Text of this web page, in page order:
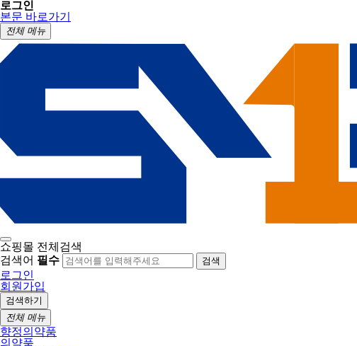
로그인
본문 바로가기
전체 메뉴
쇼핑몰 전체검색
검색어 필수 검색
로그인
회원가입
검색하기
전체 메뉴
향정의약품
의약품